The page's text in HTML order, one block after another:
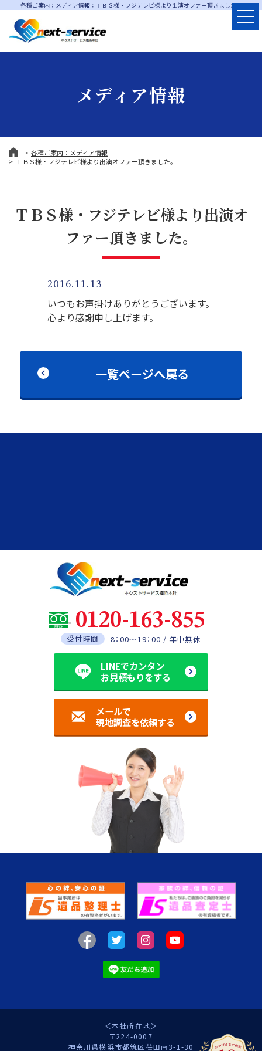
各種ご案内：メディア情報：ＴＢＳ様・フジテレビ様より出演オファー頂きました。
メディア情報
各種ご案内：メディア情報
ＴＢＳ様・フジテレビ様より出演オファー頂きました。
ＴＢＳ様・フジテレビ様より出演オ
ファー頂きました。
2016.11.13
いつもお声掛けありがとうございます。
心より感謝申し上げます。
一覧ページへ戻る
0120-163-855
受付時間 8：00～19：00 / 年中無休
LINEでカンタン
お見積もりをする
メールで
現地調査を依頼する
＜本社所在地＞
〒224-0007
神奈川県横浜市都筑区荏田南3-1-30